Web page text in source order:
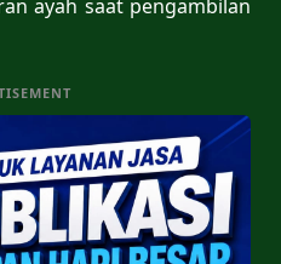
ayah saat pengambilan